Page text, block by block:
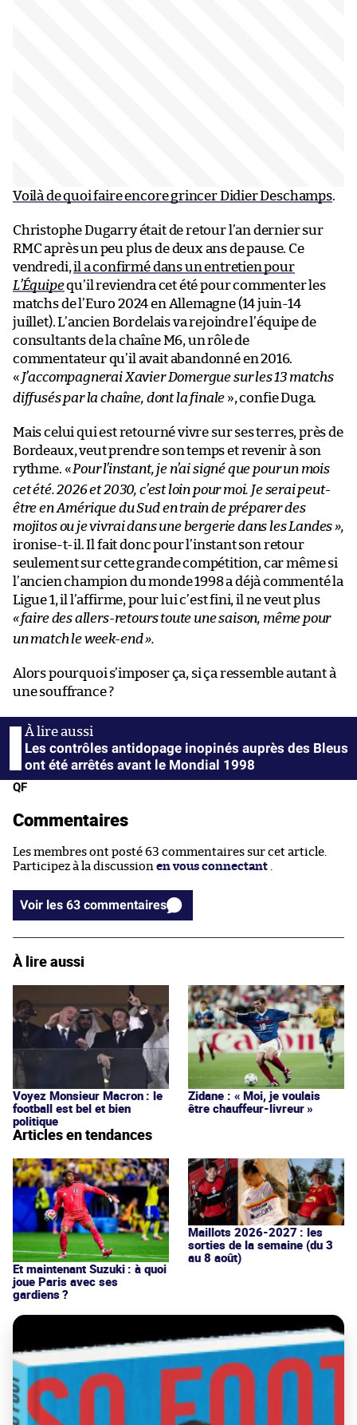
Voilà de quoi faire encore grincer Didier Deschamps.
Christophe Dugarry était de retour l’an dernier sur
RMC après un peu plus de deux ans de pause. Ce
vendredi,il a confirmé dans un entretien pour
L’Équipequ’il reviendra cet été pour commenter les
matchs de l’Euro 2024 en Allemagne (14 juin-14
juillet). L’ancien Bordelais va rejoindre l’équipe de
consultants de la chaîne M6, un rôle de
commentateur qu’il avait abandonné en 2016.
« J’accompagnerai Xavier Domergue sur les 13 matchs
diffusés par la chaîne, dont la finale », confie Duga.
Mais celui qui est retourné vivre sur ses terres, près de
Bordeaux, veut prendre son temps et revenir à son
rythme. «Pour l’instant, je n’ai signé que pour un mois
cet été. 2026 et 2030, c’est loin pour moi. Je serai peut-
être en Amérique du Sud en train de préparer des
mojitos ou je vivrai dans une bergerie dans les Landes»,
ironise-t-il. Il fait donc pour l’instant son retour
seulement sur cette grande compétition, car même si
l’ancien champion du monde 1998 a déjà commenté la
Ligue 1, il l’affirme, pour lui c’est fini, il ne veut plus
«faire des allers-retours toute une saison, même pour
un match le week-end ».
Alors pourquoi s’imposer ça, si ça ressemble autant à
une souffrance ?
Les contrôles antidopage inopinés auprès des Bleus
ont été arrêtés avant le Mondial 1998
QF
Commentaires
Les membres ont posté 63 commentaires sur cet article.
Participez à la discussion en vous connectant
Voir les 63 commentaires
À lire aussi
Voyez Monsieur Macron : le
football est bel et bien
politique
Zidane : « Moi, je voulais
être chauffeur-livreur »
Articles en tendances
Et maintenant Suzuki : à quoi
joue Paris avec ses
gardiens ?
Maillots 2026-2027 : les
sorties de la semaine (du 3
au 8 août)